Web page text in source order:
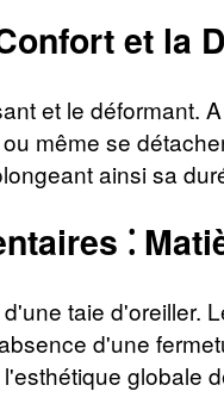
et la
et le déformant.
même se
ainsi sa
⁚
taie d'oreiller.
d'une
l'esthétique globale